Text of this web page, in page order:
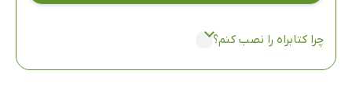
چرا کتابراه را نصب کنم؟